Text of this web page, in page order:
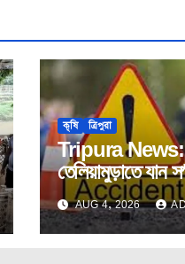
কৃষি ত্রিপুরা
Tripura News:
তেলিয়ামুড়াতে যান
হারালেন কৃষক।
AUG 4, 2026